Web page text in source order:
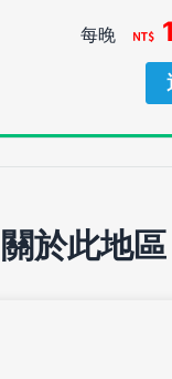
每晚
關於此地區